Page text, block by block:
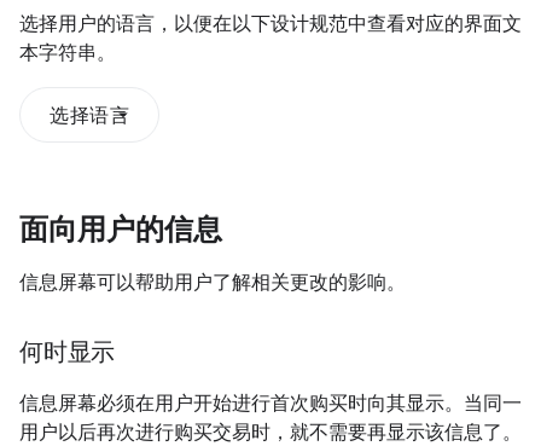
选择用户的语言，以便在以下设计规范中查看对应的界面文
本字符串。
选择语言
面向用户的信息
信息屏幕可以帮助用户了解相关更改的影响。
何时显示
信息屏幕必须在用户开始进行首次购买时向其显示。当同一
用户以后再次进行购买交易时，就不需要再显示该信息了。